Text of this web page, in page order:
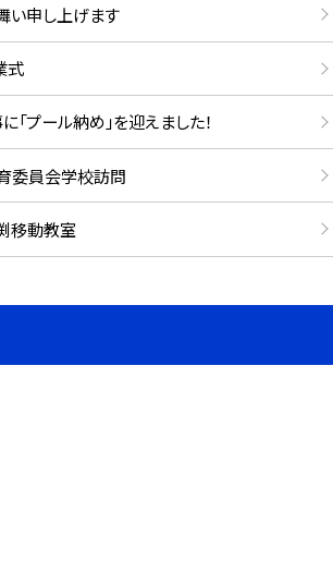
い申し上げます
式
「プール納め」を迎えました！
委員会学校訪問
移動教室